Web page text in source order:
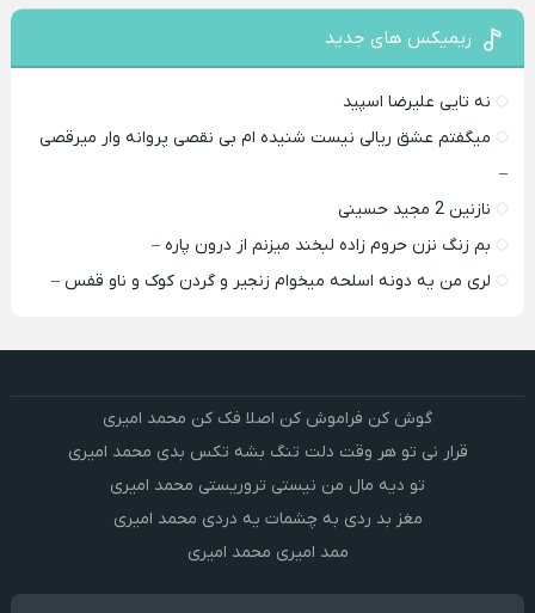
ریمیکس های جدید
نه تایی علیرضا اسپید
میگفتم عشق ریالی نیست شنیده ام بی نقصی پروانه وار میرقصی
–
نازنین 2 مجید حسینی
بم زنگ نزن حروم زاده لبخند میزنم از درون پاره –
لری من یه دونه اسلحه میخوام زﻧﺠﻴﺮ و ﮔﺮدن ﻛﻮک و ﻧﺎو ﻗﻔﺲ –
گوش کن فراموش کن اصلا فک کن محمد امیری
قرار نی تو هر وقت دلت تنگ بشه تکس بدی محمد امیری
تو دیه مال من نیستی تروریستی محمد امیری
مغز بد ردی به چشمات یه دردی محمد امیری
ممد امیری محمد امیری